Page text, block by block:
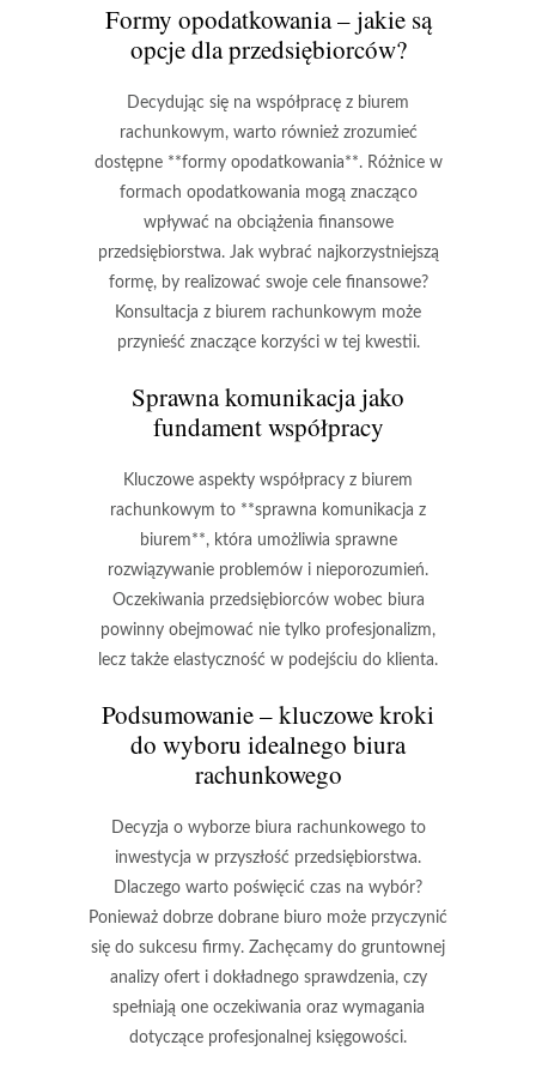
Formy opodatkowania – jakie są
opcje dla przedsiębiorców?
Decydując się na współpracę z biurem
rachunkowym, warto również zrozumieć
dostępne **formy opodatkowania**. Różnice w
formach opodatkowania mogą znacząco
wpływać na obciążenia finansowe
przedsiębiorstwa. Jak wybrać najkorzystniejszą
formę, by realizować swoje cele finansowe?
Konsultacja z biurem rachunkowym może
przynieść znaczące korzyści w tej kwestii.
Sprawna komunikacja jako
fundament współpracy
Kluczowe aspekty współpracy z biurem
rachunkowym to **sprawna komunikacja z
biurem**, która umożliwia sprawne
rozwiązywanie problemów i nieporozumień.
Oczekiwania przedsiębiorców wobec biura
powinny obejmować nie tylko profesjonalizm,
lecz także elastyczność w podejściu do klienta.
Podsumowanie – kluczowe kroki
do wyboru idealnego biura
rachunkowego
Decyzja o wyborze biura rachunkowego to
inwestycja w przyszłość przedsiębiorstwa.
Dlaczego warto poświęcić czas na wybór?
Ponieważ dobrze dobrane biuro może przyczynić
się do sukcesu firmy. Zachęcamy do gruntownej
analizy ofert i dokładnego sprawdzenia, czy
spełniają one oczekiwania oraz wymagania
dotyczące profesjonalnej księgowości.